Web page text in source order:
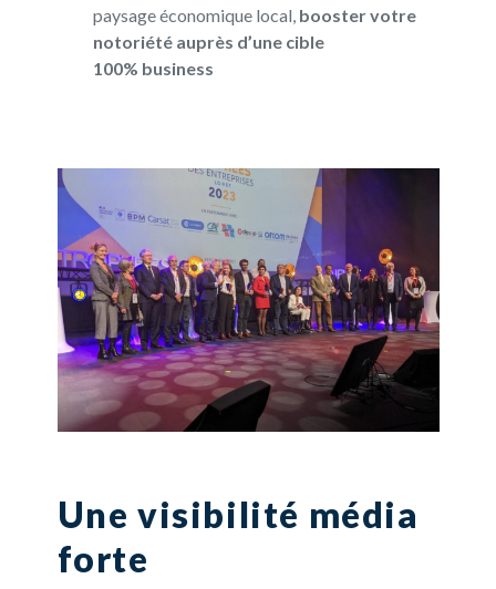
paysageéconomique local, booster votre
notoriété auprès d’une cible
100% business
Une visibilité média
forte